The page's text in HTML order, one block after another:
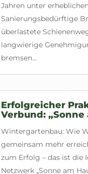
Jahren unter
Sanierungsbedürftige
überlastete
langwierige
bremsen...
Erfolgreicher
Verbund: „Sonne
Wintergartenbau: Wie
gemeinsam mehr
zum Erfolg – das ist die
Netzwerk „Sonne am